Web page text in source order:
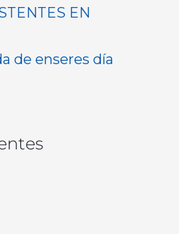
EN
de enseres día